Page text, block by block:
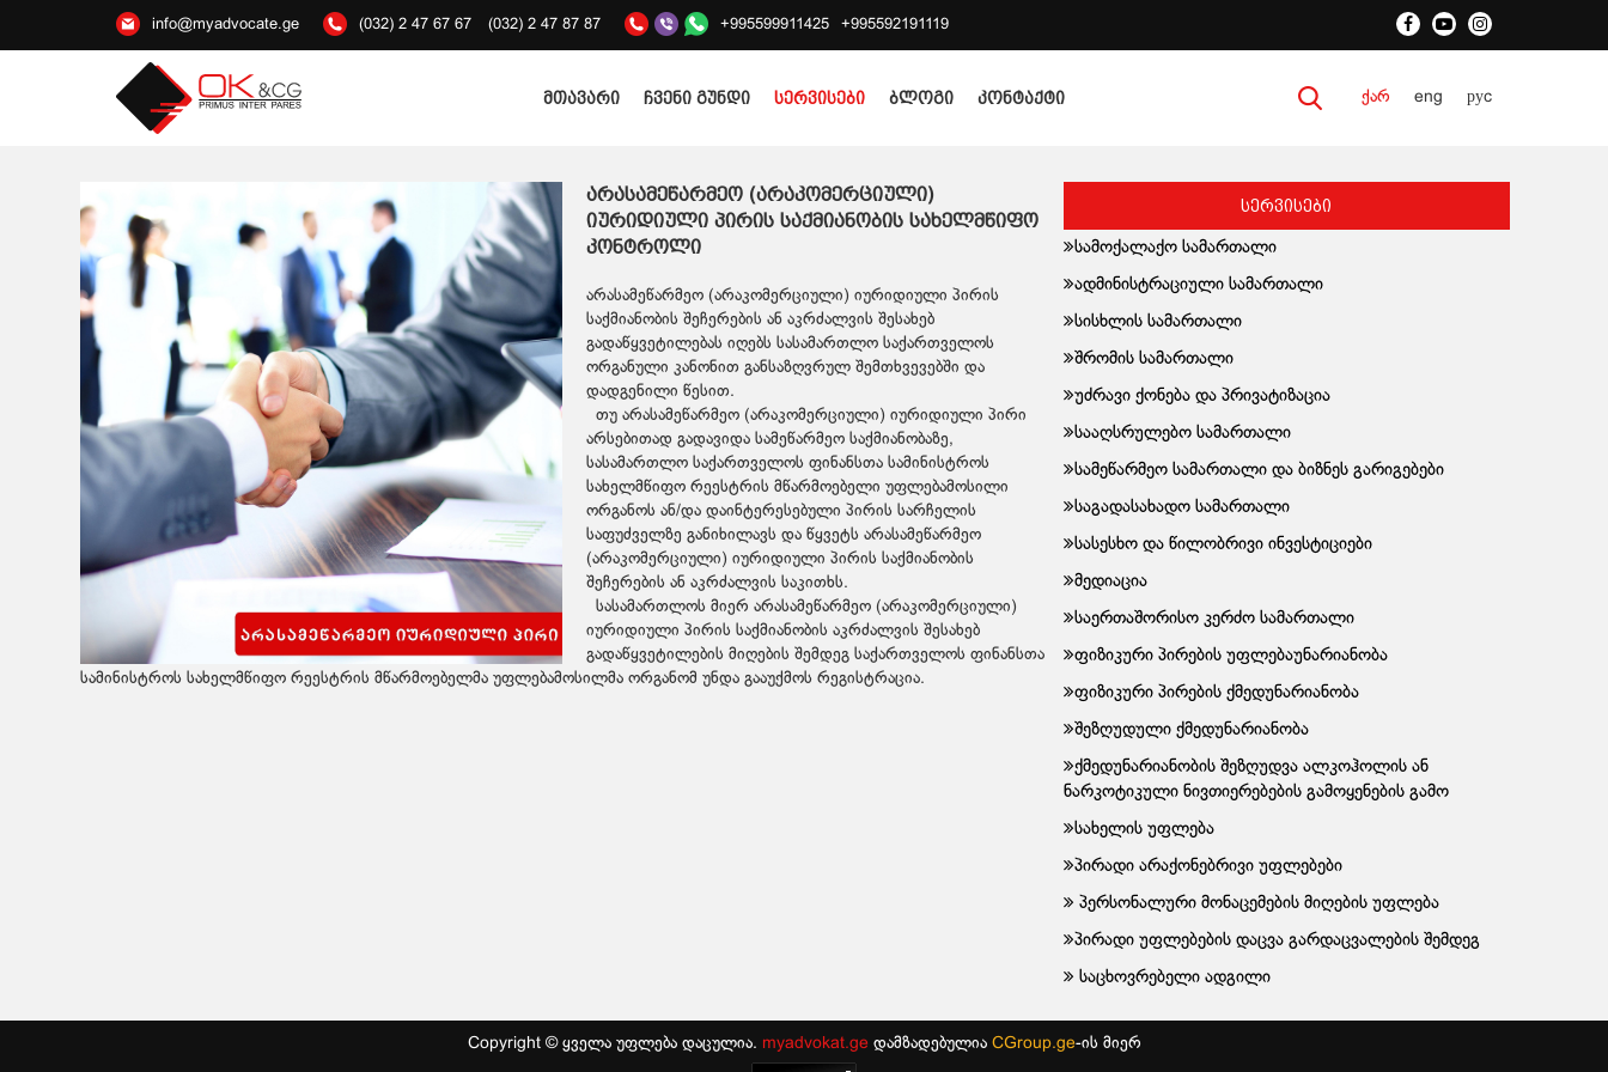
info@myadvocate.ge (032) 2 47 67 67 (032) 2 47 87 87 +995599911425 +995592191119
მთავარი ჩვენი გუნდი სერვისები ბლოგი კონტაქტი ქარ eng руc
არასამეწარმეო (არაკომერციული)
იურიდიული პირის საქმიანობის სახელმწიფო
კონტროლი
არასამეწარმეო (არაკომერციული) იურიდიული პირის
საქმიანობის შეჩერების ან აკრძალვის შესახებ
გადაწყვეტილებას იღებს სასამართლო საქართველოს
ორგანული კანონით განსაზღვრულ შემთხვევებში და
დადგენილი წესით.
თუ არასამეწარმეო (არაკომერციული) იურიდიული პირი
არსებითად გადავიდა სამეწარმეო საქმიანობაზე,
სასამართლო საქართველოს ფინანსთა სამინისტროს
სახელმწიფო რეესტრის მწარმოებელი უფლებამოსილი
ორგანოს ან/და დაინტერესებული პირის სარჩელის
საფუძველზე განიხილავს და წყვეტს არასამეწარმეო
(არაკომერციული) იურიდიული პირის საქმიანობის
შეჩერების ან აკრძალვის საკითხს.
სასამართლოს მიერ არასამეწარმეო (არაკომერციული)
იურიდიული პირის საქმიანობის აკრძალვის შესახებ
გადაწყვეტილების მიღების შემდეგ საქართველოს ფინანსთა
სამინისტროს სახელმწიფო რეესტრის მწარმოებელმა უფლებამოსილმა ორგანომ უნდა გააუქმოს რეგისტრაცია.
სერვისები
სამოქალაქო სამართალი
ადმინისტრაციული სამართალი
სისხლის სამართალი
შრომის სამართალი
უძრავი ქონება და პრივატიზაცია
სააღსრულებო სამართალი
სამეწარმეო სამართალი და ბიზნეს გარიგებები
საგადასახადო სამართალი
სასესხო და წილობრივი ინვესტიციები
მედიაცია
საერთაშორისო კერძო სამართალი
ფიზიკური პირების უფლებაუნარიანობა
ფიზიკური პირების ქმედუნარიანობა
შეზღუდული ქმედუნარიანობა
ქმედუნარიანობის შეზღუდვა ალკოჰოლის ან
ნარკოტიკული ნივთიერებების გამოყენების გამო
სახელის უფლება
პირადი არაქონებრივი უფლებები
პერსონალური მონაცემების მიღების უფლება
პირადი უფლებების დაცვა გარდაცვალების შემდეგ
საცხოვრებელი ადგილი
Copyright © ყველა უფლება დაცულია. myadvokat.geდამზადებულია CGroup.ge-ის მიერ